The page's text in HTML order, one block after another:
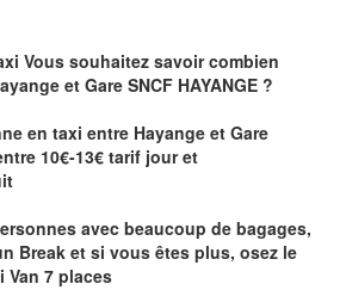
Vous souhaitez savoircombien
et Gare SNCF HAYANGE ?
en taxi entre Hayange et Gare
10€-13€ tarif jour et
avec beaucoup de bagages,
Break et si vous êtes plus, osez le
Van 7 places